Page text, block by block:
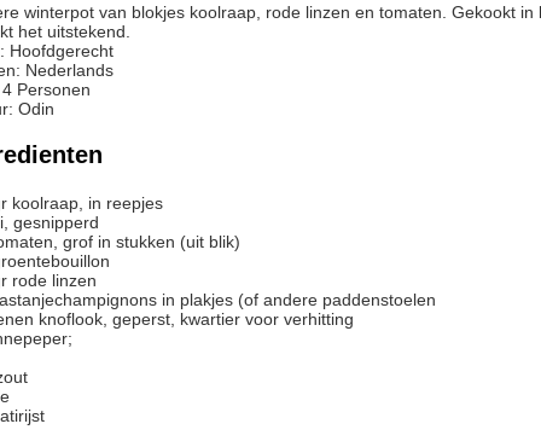
het uitstekend.
Hoofdgerecht
Nederlands
4 Personen
: Odin
koolraap, in reepjes
gesnipperd
grof in stukken (uit blik)
rode linzen
in plakjes (of andere paddenstoelen
knoflook, geperst, kwartier voor verhitting